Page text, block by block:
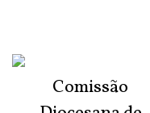
Comissão